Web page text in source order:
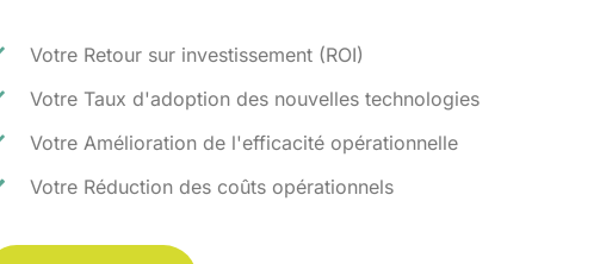
Votre Retour sur investissement (ROI)
Votre Taux d'adoption des nouvelles technologies
Votre Amélioration de l'efficacité opérationnelle
Votre Réduction des coûts opérationnels